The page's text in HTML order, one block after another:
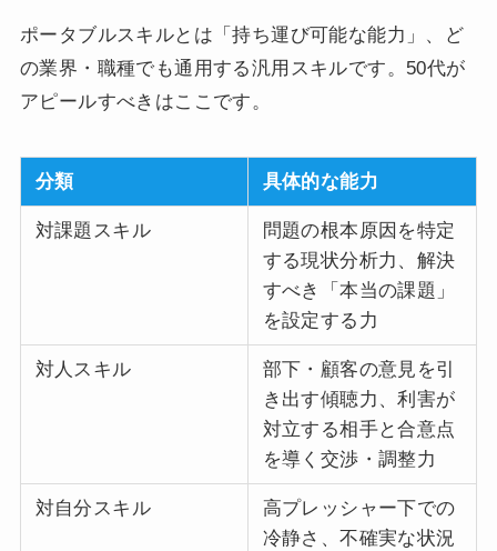
ポータブルスキルとは「持ち運び可能な能力」、ど
の業界・職種でも通用する汎用スキルです。50代が
アピールすべきはここです。
分類 具体的な能力
対課題スキル
問題の根本原因を特定
する現状分析力、解決
すべき「本当の課題」
を設定する力
対人スキル
部下・顧客の意見を引
き出す傾聴力、利害が
対立する相手と合意点
を導く交渉・調整力
対自分スキル
高プレッシャー下での
冷静さ、不確実な状況